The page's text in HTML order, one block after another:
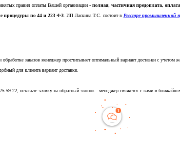
правил оплаты Вашей организации - полная, частичная предоплата,
процедуры по 44 и 223 ФЗ. ИП Ласкина Т.С. состоит в Реестре промышленной
заказов менеджер просчитывает оптимальный вариант доставки с учетом
для клиента вариант доставки.
59-22, оставьте заявку на обратный звонок - менеджер свяжется с вами в